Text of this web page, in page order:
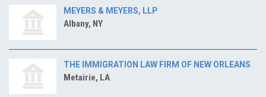
MEYERS & MEYERS, LLP
Albany, NY
THE IMMIGRATION LAW FIRM OF NEW ORLEANS
Metairie, LA